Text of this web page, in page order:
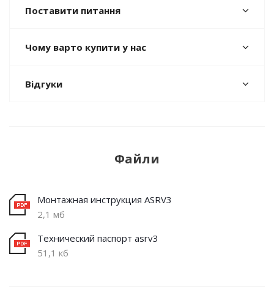
Поставити питання
Чому варто купити у нас
Відгуки
Файли
Монтажная инструкция ASRV3
2,1 мб
Технический паспорт asrv3
51,1 кб